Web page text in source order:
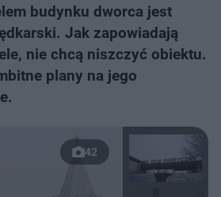
budynku dworca jest
Jak zapowiadają
nie chcą niszczyć obiektu.
plany na jego
42